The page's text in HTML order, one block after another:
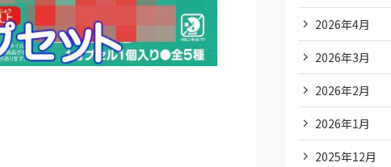
2026年4月
2026年3月
2026年2月
2026年1月
2025年12月